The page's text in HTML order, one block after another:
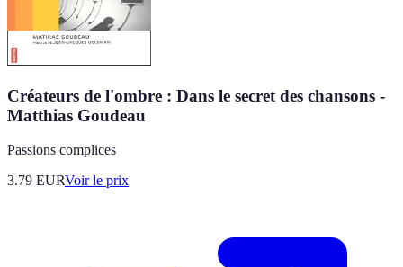
Créateurs de l'ombre : Dans le secret des chansons -
Matthias Goudeau
Passions complices
3.79 EURVoir le prix